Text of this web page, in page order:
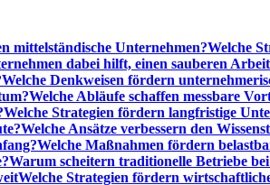
mittelständische Unternehmen?Welche
dabei hilft, einen sauberen
Welche Denkweisen fördern
Welche Abläufe schaffen messbare
Welche Strategien fördern langfristige
Welche Ansätze verbessern den
Welche Maßnahmen fördern
Warum scheitern traditionelle Betriebe
Welche Strategien fördern